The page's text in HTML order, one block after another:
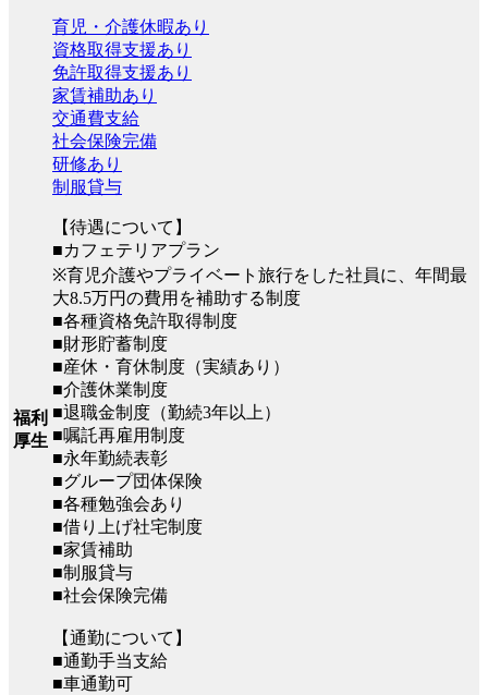
福利
厚生
育児・介護休暇あり
資格取得支援あり
免許取得支援あり
家賃補助あり
交通費支給
社会保険完備
研修あり
制服貸与
【待遇について】
■カフェテリアプラン
※育児介護やプライベート旅行をした社員に、年間最
大8.5万円の費用を補助する制度
■各種資格免許取得制度
■財形貯蓄制度
■産休・育休制度（実績あり）
■介護休業制度
■退職金制度（勤続3年以上）
■嘱託再雇用制度
■永年勤続表彰
■グループ団体保険
■各種勉強会あり
■借り上げ社宅制度
■家賃補助
■制服貸与
■社会保険完備
【通勤について】
■通勤手当支給
■車通勤可